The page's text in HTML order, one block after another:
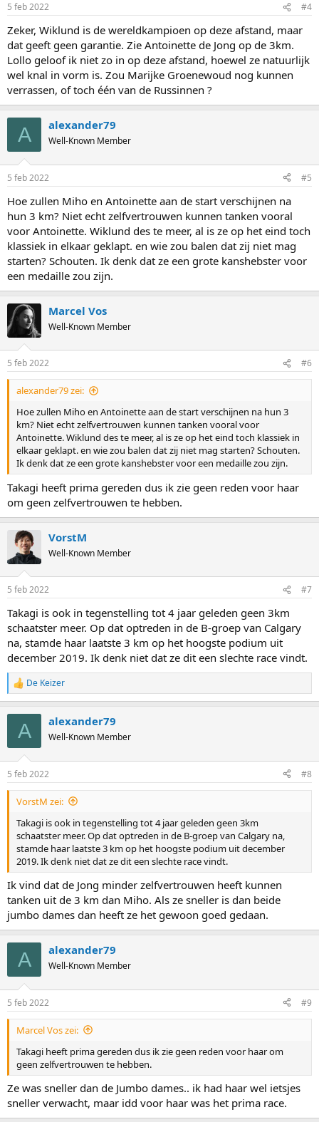
5 feb 2022 #4
Zeker, Wiklund is de wereldkampioen op deze afstand, maar
dat geeft geen garantie. Zie Antoinette de Jong op de 3km.
Lollo geloof ik niet zo in op deze afstand, hoewel ze natuurlijk
wel knal in vorm is. Zou Marijke Groenewoud nog kunnen
verrassen, of toch één van de Russinnen ?
A alexander79
Well-Known Member
5 feb 2022 #5
Hoe zullen Miho en Antoinette aan de start verschijnen na
hun 3 km? Niet echt zelfvertrouwen kunnen tanken vooral
voor Antoinette. Wiklund des te meer, al is ze op het eind toch
klassiek in elkaar geklapt. en wie zou balen dat zij niet mag
starten? Schouten. Ik denk dat ze een grote kanshebster voor
een medaille zou zijn.
Marcel Vos
Well-Known Member
5 feb 2022 #6
alexander79 zei:
Hoe zullen Miho en Antoinette aan de start verschijnen na hun 3
km? Niet echt zelfvertrouwen kunnen tanken vooral voor
Antoinette. Wiklund des te meer, al is ze op het eind toch klassiek in
elkaar geklapt. en wie zou balen dat zij niet mag starten? Schouten.
Ik denk dat ze een grote kanshebster voor een medaille zou zijn.
Takagi heeft prima gereden dus ik zie geen reden voor haar
om geen zelfvertrouwen te hebben.
VorstM
Well-Known Member
5 feb 2022 #7
Takagi is ook in tegenstelling tot 4 jaar geleden geen 3km
schaatster meer. Op dat optreden in de B-groep van Calgary
na, stamde haar laatste 3 km op het hoogste podium uit
december 2019. Ik denk niet dat ze dit een slechte race vindt.
R
e
n
s
:
De Keizer
A alexander79
Well-Known Member
5 feb 2022 #8
VorstM zei:
Takagi is ook in tegenstelling tot 4 jaar geleden geen 3km
schaatster meer. Op dat optreden in de B-groep van Calgary na,
stamde haar laatste 3 km op het hoogste podium uit december
2019. Ik denk niet dat ze dit een slechte race vindt.
Ik vind dat de Jong minder zelfvertrouwen heeft kunnen
tanken uit de 3 km dan Miho. Als ze sneller is dan beide
jumbo dames dan heeft ze het gewoon goed gedaan.
A alexander79
Well-Known Member
5 feb 2022 #9
Marcel Vos zei:
Takagi heeft prima gereden dus ik zie geen reden voor haar om
geen zelfvertrouwen te hebben.
Ze was sneller dan de Jumbo dames.. ik had haar wel ietsjes
sneller verwacht, maar idd voor haar was het prima race.